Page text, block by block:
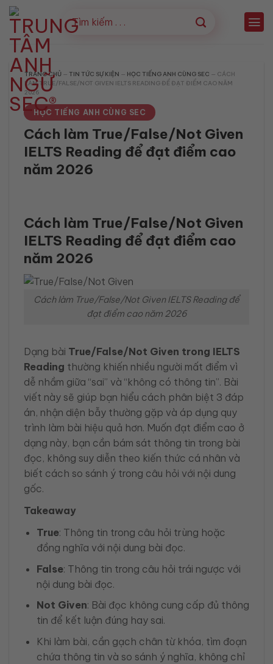
Bỏ
qua
nội
dung
TRANG CHỦ — TIN TỨC SỰ KIỆN — HỌC TIẾNG ANH CÙNG SEC — CÁCH
LÀM TRUE/FALSE/NOT GIVEN IELTS READING ĐỂ ĐẠT ĐIỂM CAO NĂM
2026
HỌC TIẾNG ANH CÙNG SEC
Cách làm True/False/Not Given
IELTS Reading để đạt điểm cao
năm 2026
Cách làm True/False/Not Given
IELTS Reading để đạt điểm cao
năm 2026
Cách làm True/False/Not Given IELTS Reading để
đạt điểm cao năm 2026
Dạng bài True/False/Not Given trong IELTS
Reading thường khiến nhiều người mất điểm vì
dễ nhầm giữa “sai” và “không có thông tin”. Bài
viết này sẽ giúp bạn hiểu cách phân biệt 3 đáp
án, nhận diện bẫy thường gặp và áp dụng quy
trình làm bài hiệu quả hơn. Muốn đạt điểm cao ở
dạng này, bạn cần bám sát thông tin trong bài
đọc, không suy diễn theo kiến thức cá nhân và
biết cách so sánh ý trong câu hỏi với nội dung
gốc.
Takeaway
True: Thông tin trong câu hỏi trùng hoặc
đồng nghĩa với nội dung bài đọc.
False: Thông tin trong câu hỏi trái ngược với
nội dung bài đọc.
Not Given: Bài đọc không cung cấp đủ thông
tin để kết luận đúng hay sai.
Khi làm bài, cần gạch chân từ khóa, tìm đoạn
chứa thông tin và so sánh ý nghĩa, không chỉ